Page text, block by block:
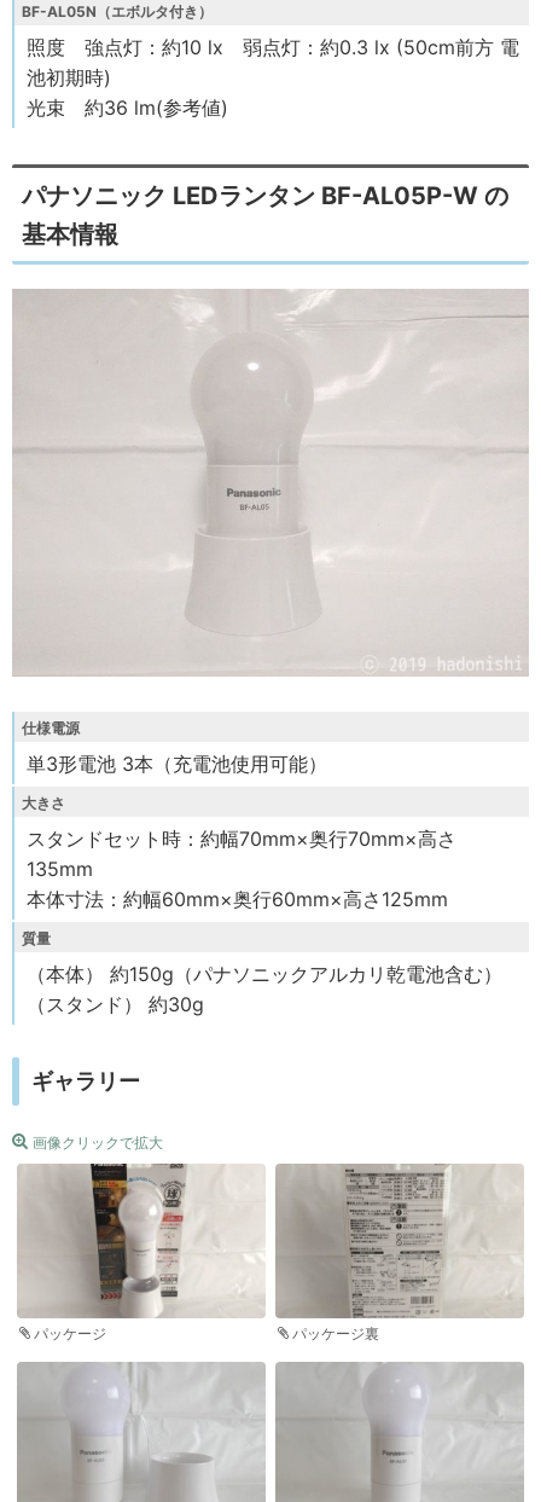
BF-AL05N （エボルタ付き）
照度 強点灯：約10 lx 弱点灯：約0.3 lx (50cm前方 電
池初期時)
光束 約36 lm(参考値)
パナソニック LEDランタン BF-AL05P-W の
基本情報
仕様電源
単3形電池 3本（充電池使用可能）
大きさ
スタンドセット時：約幅70mm×奥行70mm×高さ
135mm
本体寸法：約幅60mm×奥行60mm×高さ125mm
質量
（本体） 約150g（パナソニックアルカリ乾電池含む）
（スタンド） 約30g
ギャラリー
画像クリックで拡大
パッケージ パッケージ裏